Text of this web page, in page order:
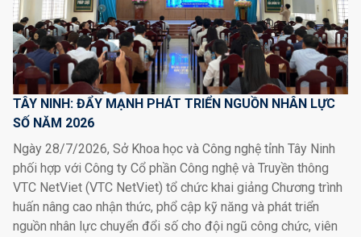
TÂY NINH: ĐẨY MẠNH PHÁT TRIỂN NGUỒN NHÂN LỰC
SỐ NĂM 2026
Ngày 28/7/2026, Sở Khoa học và Công nghệ tỉnh Tây Ninh
phối hợp với Công ty Cổ phần Công nghệ và Truyền thông
VTC NetViet (VTC NetViet) tổ chức khai giảng Chương trình
huấn nâng cao nhận thức, phổ cập kỹ năng và phát triển
nguồn nhân lực chuyển đổi số cho đội ngũ công chức, viên